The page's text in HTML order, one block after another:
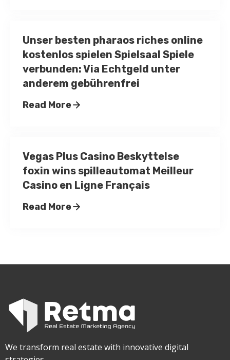
Unser besten pharaos riches online
kostenlos spielen Spielsaal Spiele
verbunden: Via Echtgeld unter
anderem gebührenfrei
Read More
Vegas Plus Casino Beskyttelse
foxin wins spilleautomat Meilleur
Casino en Ligne Français
Read More
We transform real estate with innovative digital